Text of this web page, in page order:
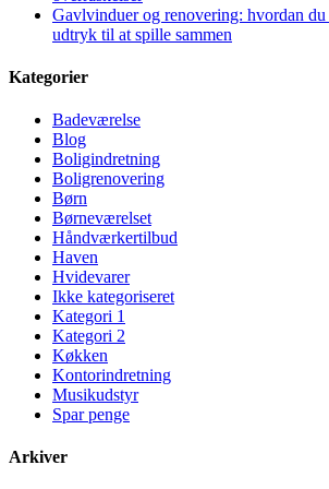
Gavlvinduer og renovering: hvordan
udtryk til at spille sammen
Kategorier
Badeværelse
Blog
Boligindretning
Boligrenovering
Børn
Børneværelset
Håndværkertilbud
Haven
Hvidevarer
Ikke kategoriseret
Kategori 1
Kategori 2
Køkken
Kontorindretning
Musikudstyr
Spar penge
Arkiver